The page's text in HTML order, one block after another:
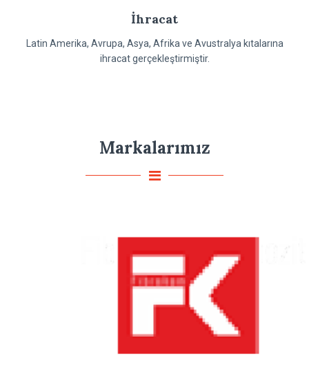
İhracat
Latin Amerika, Avrupa, Asya, Afrika ve Avustralya kıtalarına
ihracat gerçekleştirmiştir.
Markalarımız